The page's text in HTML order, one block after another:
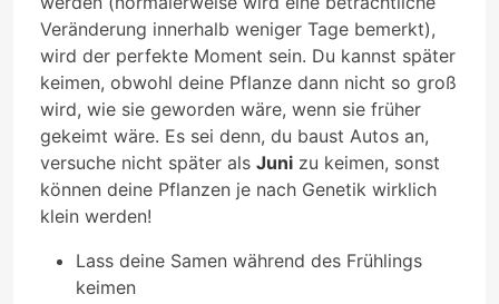
Veränderung innerhalb weniger Tage bemerkt),
wird der perfekte Moment sein. Du kannst später
keimen, obwohl deine Pflanze dann nicht so groß
wird, wie sie geworden wäre, wenn sie früher
gekeimt wäre. Es sei denn, du baust Autos an,
versuche nicht später als Juni zu keimen, sonst
können deine Pflanzen je nach Genetik wirklich
klein werden!
Lass deine Samen während des Frühlings
keimen